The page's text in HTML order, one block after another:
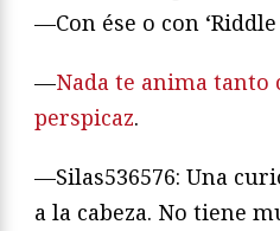
—Con ése o con ‘Riddle
—Nada te anima
perspicaz.
—Silas536576: Una
a la cabeza. No tiene